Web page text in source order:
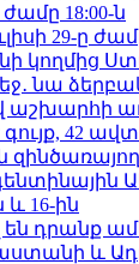
18:00-ն
29-ը
նա
42
և 16-ին
դրանք
և